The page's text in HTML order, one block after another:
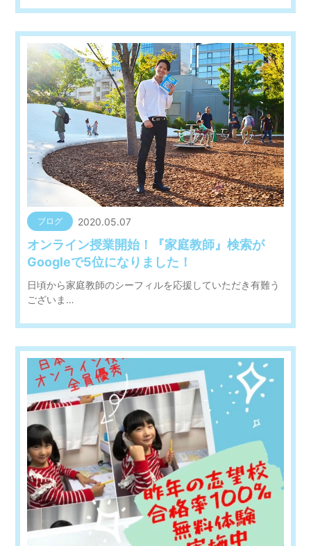
ブログ 2020.05.07
オンライン授業開始！『家庭教師』検索が
Googleで5位になりました！
日頃から家庭教師のシーフィルを応援していただき有難う
ございま…